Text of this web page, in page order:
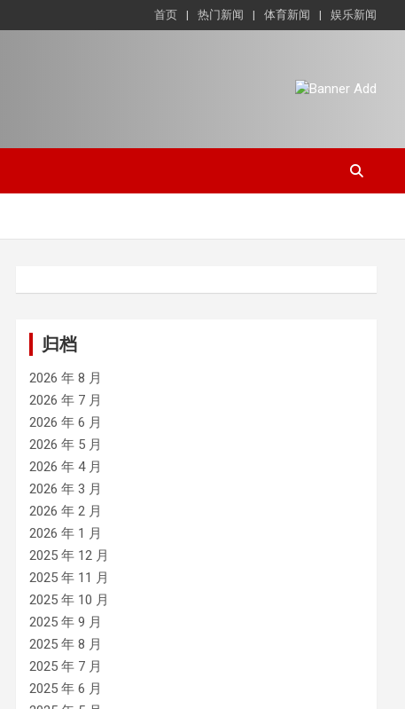
首页 热门新闻 体育新闻 娱乐新闻
归档
2026 年 8 月
2026 年 7 月
2026 年 6 月
2026 年 5 月
2026 年 4 月
2026 年 3 月
2026 年 2 月
2026 年 1 月
2025 年 12 月
2025 年 11 月
2025 年 10 月
2025 年 9 月
2025 年 8 月
2025 年 7 月
2025 年 6 月